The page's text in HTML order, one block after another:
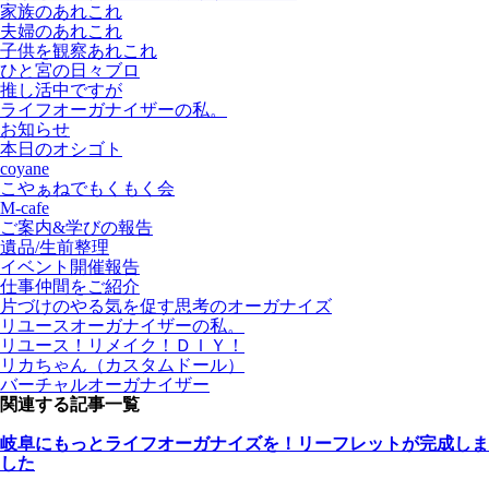
家族のあれこれ
夫婦のあれこれ
子供を観察あれこれ
ひと宮の日々ブロ
推し活中ですが
ライフオーガナイザーの私。
お知らせ
本日のオシゴト
coyane
こやぁねでもくもく会
M-cafe
ご案内&学びの報告
遺品/生前整理
イベント開催報告
仕事仲間をご紹介
片づけのやる気を促す思考のオーガナイズ
リユースオーガナイザーの私。
リユース！リメイク！ＤＩＹ！
リカちゃん（カスタムドール）
バーチャルオーガナイザー
関連する記事一覧
岐阜にもっとライフオーガナイズを！リーフレットが完成しま
した